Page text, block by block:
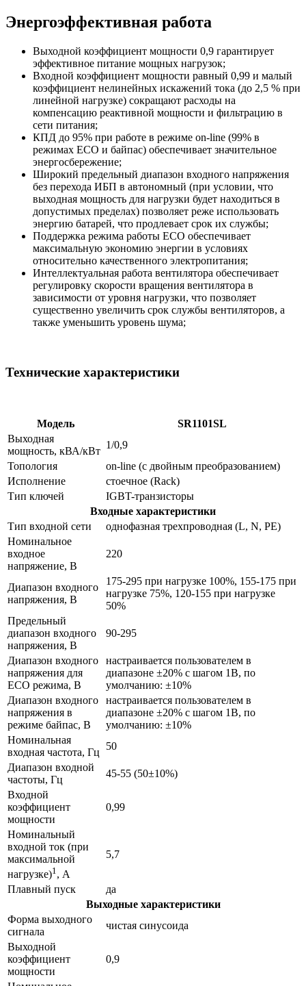
Энергоэффективная работа
Выходной коэффициент мощности 0,9 гарантирует
эффективное питание мощных нагрузок;
Входной коэффициент мощности равный 0,99 и малый
коэффициент нелинейных искажений тока (до 2,5 % при
линейной нагрузке) сокращают расходы на
компенсацию реактивной мощности и фильтрацию в
сети питания;
КПД до 95% при работе в режиме on-line (99% в
режимах ECO и байпас) обеспечивает значительное
энергосбережение;
Широкий предельный диапазон входного напряжения
без перехода ИБП в автономный (при условии, что
выходная мощность для нагрузки будет находиться в
допустимых пределах) позволяет реже использовать
энергию батарей, что продлевает срок их службы;
Поддержка режима работы ECO обеспечивает
максимальную экономию энергии в условиях
относительно качественного электропитания;
Интеллектуальная работа вентилятора обеспечивает
регулировку скорости вращения вентилятора в
зависимости от уровня нагрузки, что позволяет
существенно увеличить срок службы вентиляторов, а
также уменьшить уровень шума;
Технические характеристики
Модель
SR1101SL
Выходная
мощность, кВА/кВт
1/0,9
Топология
on-line (с двойным преобразованием)
Исполнение
стоечное (Rack)
Тип ключей
IGBT-транзисторы
Входные характеристики
Тип входной сети
однофазная трехпроводная (L, N, PE)
Номинальное
входное
напряжение, В
220
Диапазон входного
напряжения, В
175-295 при нагрузке 100%, 155-175 при
нагрузке 75%, 120-155 при нагрузке
50%
Предельный
диапазон входного
напряжения, В
90-295
Диапазон входного
напряжения для
ECO режима, В
настраивается пользователем в
диапазоне ±20% с шагом 1В, по
умолчанию: ±10%
Диапазон входного
напряжения в
режиме байпас, В
настраивается пользователем в
диапазоне ±20% с шагом 1В, по
умолчанию: ±10%
Номинальная
входная частота, Гц
50
Диапазон входной
частоты, Гц
45-55 (50±10%)
Входной
коэффициент
мощности
0,99
Номинальный
входной ток (при
максимальной
нагрузке)1, А
5,7
Плавный пуск
да
Выходные характеристики
Форма выходного
сигнала
чистая синусоида
Выходной
коэффициент
мощности
0,9